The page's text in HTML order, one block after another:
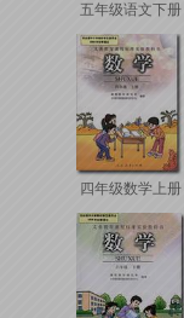
五年级语文下册
四年级数学上册